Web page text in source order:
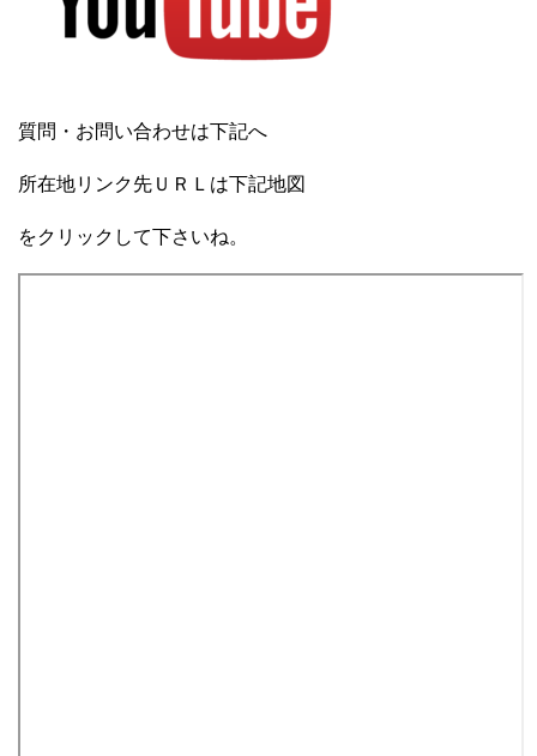
質問・お問い合わせは下記へ
所在地リンク先ＵＲＬは下記地図
をクリックして下さいね。